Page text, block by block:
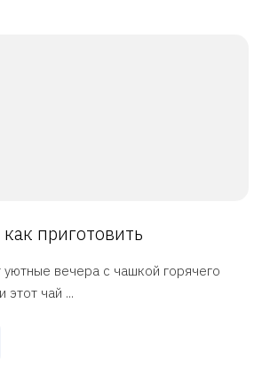
приготовить
уютные вечера с чашкой горячего
этот чай ...